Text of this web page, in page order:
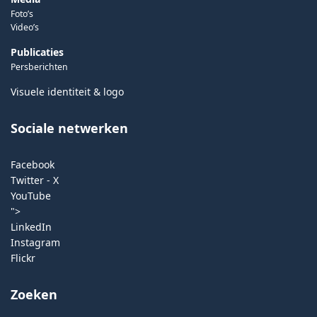
Foto’s
Video’s
Publicaties
Persberichten
Visuele identiteit & logo
Sociale netwerken
Facebook
Twitter - X
YouTube
">
LinkedIn
Instagram
Flickr
Zoeken